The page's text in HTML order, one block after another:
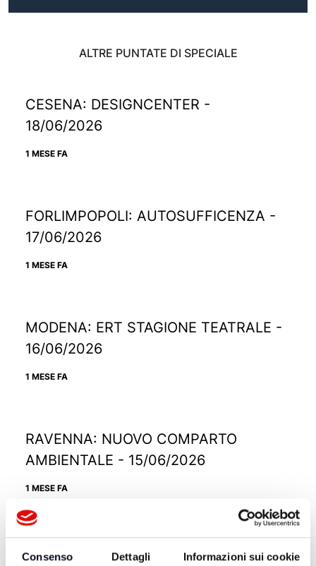
Consenso Dettagli Informazioni sui cookie
ALTRE PUNTATE DI SPECIALE
CESENA: DESIGNCENTER -
18/06/2026
1 MESE FA
FORLIMPOPOLI: AUTOSUFFICENZA -
17/06/2026
1 MESE FA
MODENA: ERT STAGIONE TEATRALE -
16/06/2026
1 MESE FA
RAVENNA: NUOVO COMPARTO
AMBIENTALE - 15/06/2026
1 MESE FA
RIMINI: PRESENTAZIONE NOTTE ROSA